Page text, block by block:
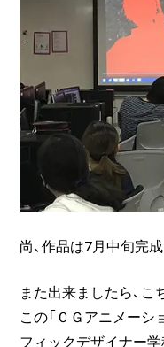
尚、作品は7月中旬完
また出来ましたら、こ
この「ＣＧアニメーシ
フィックデザイナー